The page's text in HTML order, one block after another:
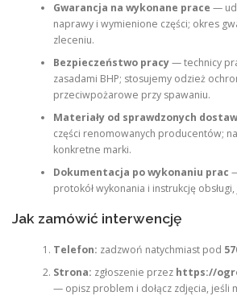
Gwarancja na wykonane prace —
naprawy i wymienione części; okres
zleceniu.
Bezpieczeństwo pracy— technicy
zasadami BHP; stosujemy odzież
przeciwpożarowe przy spawaniu.
Materiały od sprawdzonych
części renomowanych producentów;
konkretne marki.
Dokumentacja po wykonaniu prac
protokół wykonania i instrukcję
Jak zamówić interwencję
Telefon: zadzwoń natychmiast pod
Strona: zgłoszenie przez https://
— opisz problem i dołącz zdjęcia, jeśli